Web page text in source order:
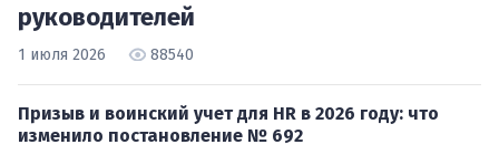
руководителей
1 июля 2026 88540
Призыв и воинский учет для HR в 2026 году: что
изменило постановление № 692